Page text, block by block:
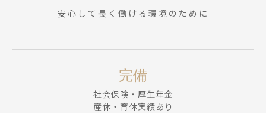
安心して長く働ける環境のために
完備
社会保険・厚生年金
産休・育休実績あり